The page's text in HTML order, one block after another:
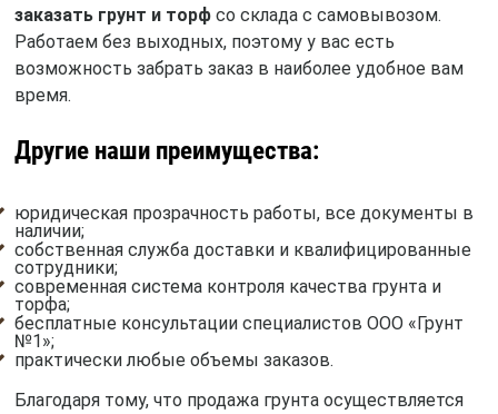
заказать грунт и торфсо склада с самовывозом.
Работаем без выходных, поэтому у вас есть
возможность забрать заказ в наиболее удобное вам
время.
Другие наши преимущества:
юридическая прозрачность работы, все документы в
наличии;
собственная служба доставки и квалифицированные
сотрудники;
современная система контроля качества грунта и
торфа;
бесплатные консультации специалистов ООО «Грунт
№1»;
практически любые объемы заказов.
Благодаря тому, что продажа грунта осуществляется